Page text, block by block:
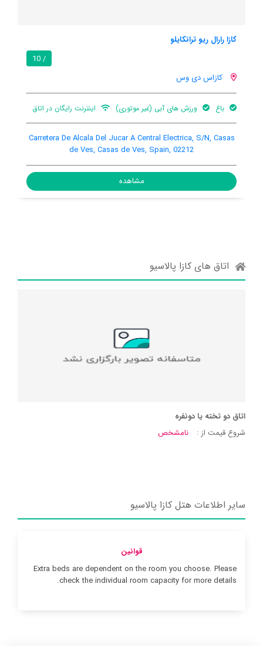
در اتاق
کازا رارال ریو ترانکایلو ایی
کازاس دی وس
تهویه کننده هوا اینترنت رایگان در اتاق بالکن
Casas de Ves, Casas de Ves, Spain, 02211
مشاهده
اتاق های کازا پالاسیو
اتاق دو تخته یا دونفره
شروع قیمت از :
نامشخص
سایر اطلاعات هتل کازا پالاسیو
قوانین
Extra beds are dependent on the room you choose. Please
check the individual room capacity for more details.